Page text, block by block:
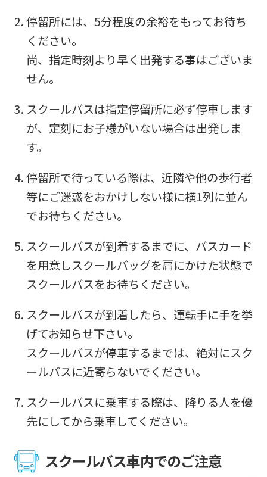
停留所には、5分程度の余裕をもってお待ち
ください。
尚、指定時刻より早く出発する事はございま
せん。
スクールバスは指定停留所に必ず停車します
が、定刻にお子様がいない場合は出発しま
す。
停留所で待っている際は、近隣や他の歩行者
等にご迷惑をおかけしない様に横1列に並ん
でお待ちください。
スクールバスが到着するまでに、バスカード
を用意しスクールバッグを肩にかけた状態で
スクールバスをお待ちください。
スクールバスが到着したら、運転手に手を挙
げてお知らせ下さい。
スクールバスが停車するまでは、絶対にスク
ールバスに近寄らないでください。
スクールバスに乗車する際は、降りる人を優
先にしてから乗車してください。
スクールバス車内でのご注意